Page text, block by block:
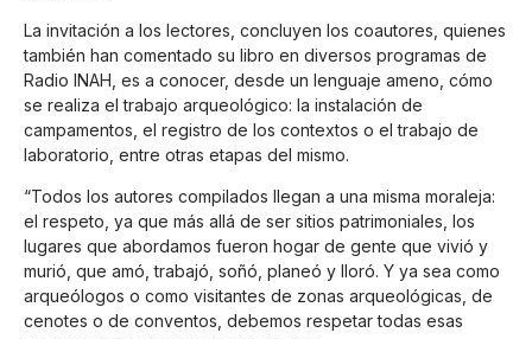
La invitación a los lectores, concluyen los coautores, quienes
también han comentado su libro en diversos programas de
Radio INAH, es a conocer, desde un lenguaje ameno, cómo
se realiza el trabajo arqueológico: la instalación de
campamentos, el registro de los contextos o el trabajo de
laboratorio, entre otras etapas del mismo.
“Todos los autores compilados llegan a una misma moraleja:
el respeto, ya que más allá de ser sitios patrimoniales, los
lugares que abordamos fueron hogar de gente que vivió y
murió, que amó, trabajó, soñó, planeó y lloró. Y ya sea como
arqueólogos o como visitantes de zonas arqueológicas, de
cenotes o de conventos, debemos respetar todas esas